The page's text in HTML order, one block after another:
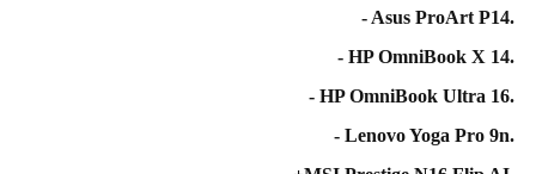
- Asus ProArt P14.
- HP OmniBook X 14.
- HP OmniBook Ultra 16.
- Lenovo Yoga Pro 9n.